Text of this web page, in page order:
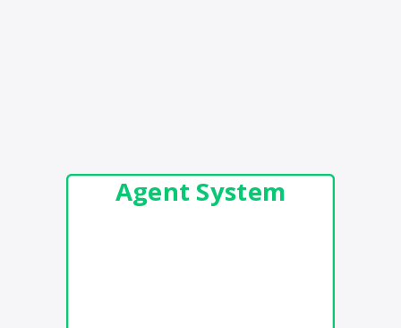
Agent System